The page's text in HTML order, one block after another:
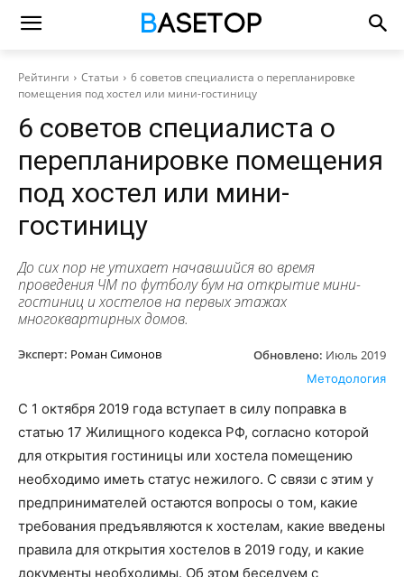
Рейтинги Статьи
6 советов специалиста о перепланировке
помещения под хостел или мини-гостиницу
6 советов специалиста о
перепланировке помещения
под хостел или мини-
гостиницу
До сих пор не утихает начавшийся во время
проведения ЧМ по футболу бум на открытие мини-
гостиниц и хостелов на первых этажах
многоквартирных домов.
Эксперт: Роман Симонов Обновлено: Июль 2019
Методология
С 1 октября 2019 года вступает в силу поправка в
статью 17 Жилищного кодекса РФ, согласно которой
для открытия гостиницы или хостела помещению
необходимо иметь статус нежилого. С связи с этим у
предпринимателей остаются вопросы о том, какие
требования предъявляются к хостелам, какие введены
правила для открытия хостелов в 2019 году, и какие
документы необходимы. Об этом беседуем с